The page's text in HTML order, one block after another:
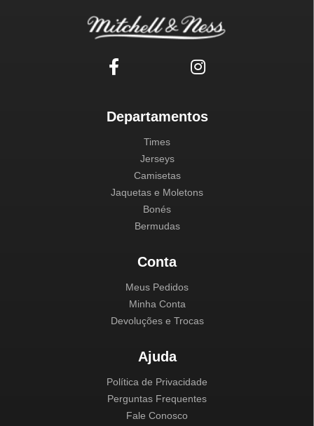
Departamentos
Times
Jerseys
Camisetas
Jaquetas e Moletons
Bonés
Bermudas
Conta
Meus Pedidos
Minha Conta
Devoluções e Trocas
Ajuda
Política de Privacidade
Perguntas Frequentes
Fale Conosco